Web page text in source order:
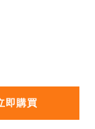
即購買